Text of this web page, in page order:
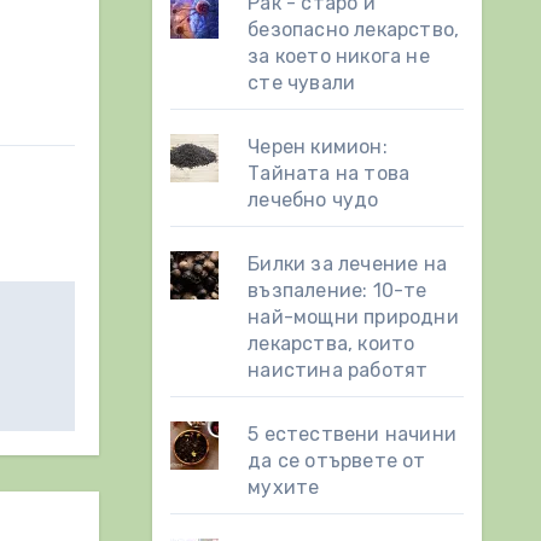
безопасно лекарство,
за което никога не
сте чували
Черен кимион:
Тайната на това
лечебно чудо
Билки за лечение на
възпаление: 10-те
най-мощни природни
лекарства, които
наистина работят
5 естествени начини
да се отървете от
мухите